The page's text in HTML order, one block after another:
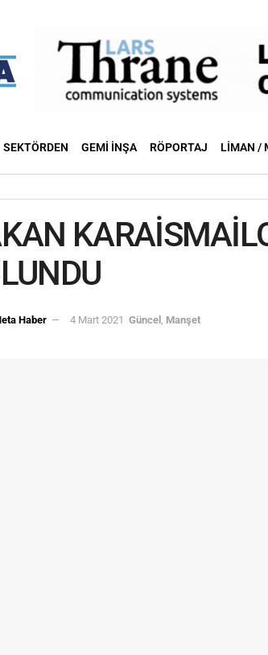
SEKTÖRDEN GEMI İNŞA RÖPORTAJ LIMAN /
Haber 4 Mart 2021 Güncel Manşet